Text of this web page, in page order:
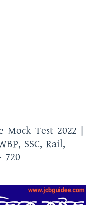
Mock Test 2022 |
SSC, Rail,
720